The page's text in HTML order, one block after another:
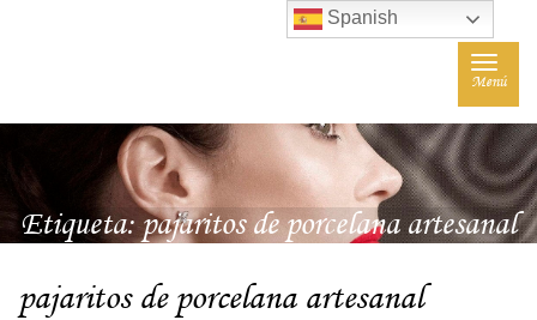
Toggle
Menú
Etiqueta:pajaritos de porcelana artesanal
pajaritos de porcelana artesanal
Spanish